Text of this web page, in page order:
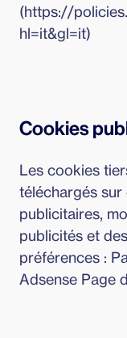
(https://
hl=it&gl=it)
Cookies
Les cookies
téléchargés sur
publicitaires,
publicités et
préférences :
Adsense Page